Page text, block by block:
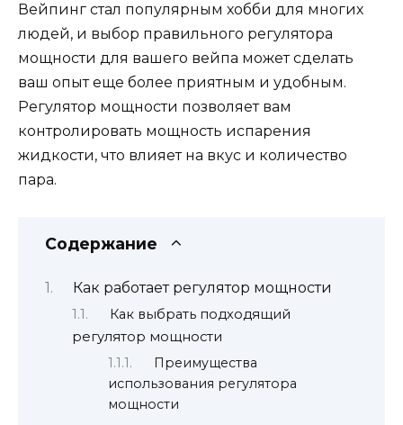
Вейпинг стал популярным хобби для многих
людей, и выбор правильного регулятора
мощности для вашего вейпа может сделать
ваш опыт еще более приятным и удобным.
Регулятор мощности позволяет вам
контролировать мощность испарения
жидкости, что влияет на вкус и количество
пара.
Содержание
Как работает регулятор мощности
Как выбрать подходящий
регулятор мощности
Преимущества
использования регулятора
мощности